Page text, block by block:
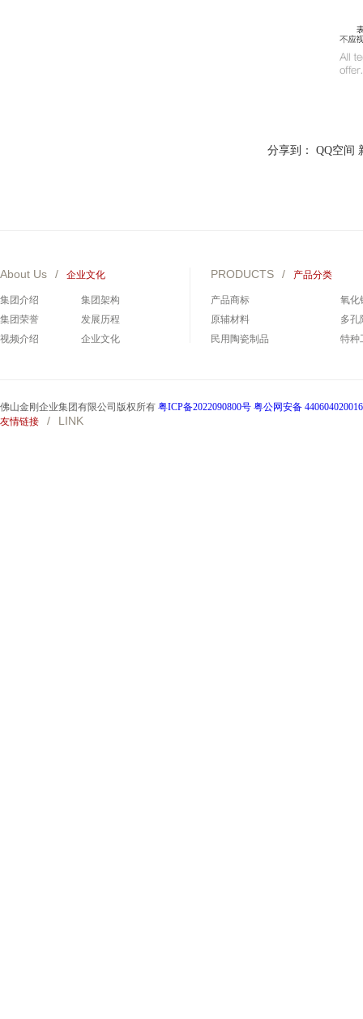
分享到： QQ空间
About Us / 企业文化
集团介绍
集团架构
集团荣誉
发展历程
视频介绍
企业文化
PRODUCTS / 产品分类
产品商标
氧化
原辅材料
多孔
民用陶瓷制品
特种
佛山金刚企业集团有限公司版权所有 粤ICP备2022090800号 粤公网安备
友情链接
/ LINK